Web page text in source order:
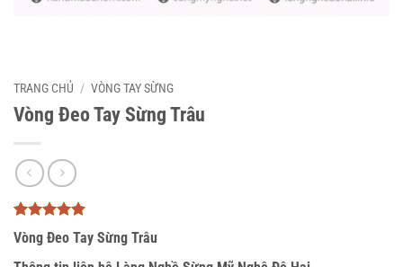
TRANG CHỦ / VÒNG TAY SỪNG
Vòng Đeo Tay Sừng Trâu
5trên 5
dựa trên
3
đánh giá
Vòng Đeo Tay Sừng Trâu